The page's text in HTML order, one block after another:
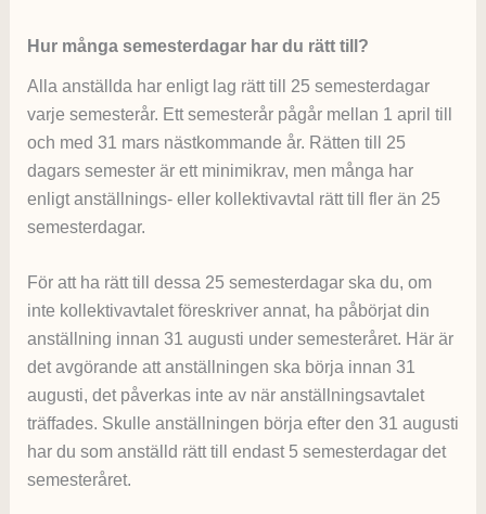
Hur många semesterdagar har du rätt till?
Alla anställda har enligt lag rätt till 25 semesterdagar
varje semesterår. Ett semesterår pågår mellan 1 april till
och med 31 mars nästkommande år. Rätten till 25
dagars semester är ett minimikrav, men många har
enligt anställnings- eller kollektivavtal rätt till fler än 25
semesterdagar.
För att ha rätt till dessa 25 semesterdagar ska du, om
inte kollektivavtalet föreskriver annat, ha påbörjat din
anställning innan 31 augusti under semesteråret. Här är
det avgörande att anställningen ska börja innan 31
augusti, det påverkas inte av när anställningsavtalet
träffades. Skulle anställningen börja efter den 31 augusti
har du som anställd rätt till endast 5 semesterdagar det
semesteråret.